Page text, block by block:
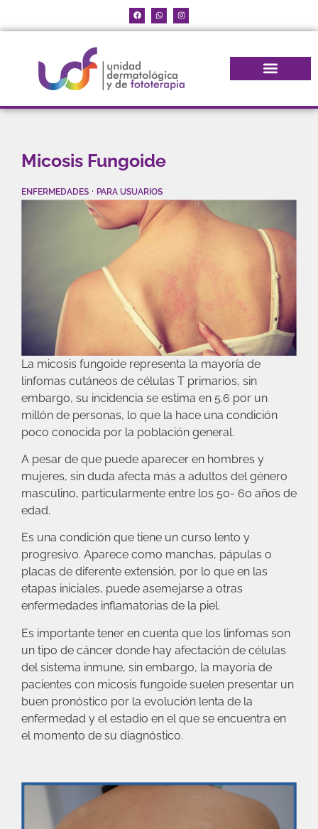
Micosis Fungoide
ENFERMEDADES · PARA USUARIOS
La micosis fungoide representa la mayoría de
linfomas cutáneos de células T primarios, sin
embargo, su incidencia se estima en 5.6 por un
millón de personas, lo que la hace una condición
poco conocida por la población general.
A pesar de que puede aparecer en hombres y
mujeres, sin duda afecta más a adultos del género
masculino, particularmente entre los 50- 60 años de
edad.
Es una condición que tiene un curso lento y
progresivo. Aparece como manchas, pápulas o
placas de diferente extensión, por lo que en las
etapas iniciales, puede asemejarse a otras
enfermedades inflamatorias de la piel.
Es importante tener en cuenta que los linfomas son
un tipo de cáncer donde hay afectación de células
del sistema inmune, sin embargo, la mayoría de
pacientes con micosis fungoide suelen presentar un
buen pronóstico por la evolución lenta de la
enfermedad y el estadio en el que se encuentra en
el momento de su diagnóstico.